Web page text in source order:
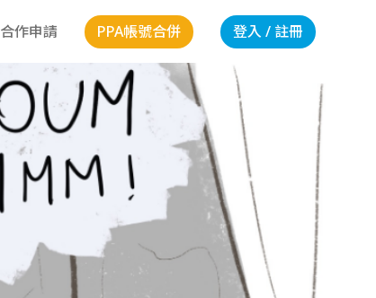
合作申請 PPA帳號合併 登入 / 註冊